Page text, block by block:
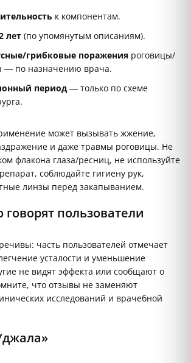
к компонентам.
лет (по упомянутым описаниям).
грибковые поражения роговицы/
— по назначению врача.
период — только по схеме
может вызывать жжение,
и даже травмы роговицы. Не
флакона глаза/ресниц, не используйте
соблюдайте гигиену рук,
линзы перед закапыванием.
пользователи
часть пользователей отмечает
усталости и уменьшение
не видят эффекта или сообщают о
что отзывы не заменяют
исследований и врачебной